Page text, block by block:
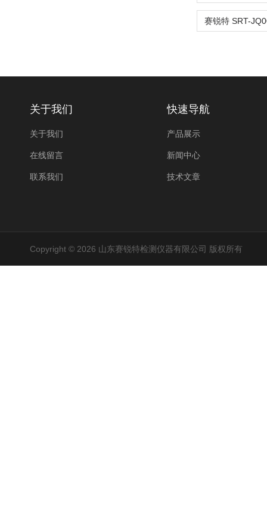
关于我们
关于我们
在线留言
联系我们
快速导航
产品展示
新闻中心
技术文章
Copyright © 2026 山东赛锐特检测仪器有限公司 版权所有